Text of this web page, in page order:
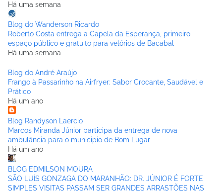
Há uma semana
Blog do Wanderson Ricardo
Roberto Costa entrega a Capela da Esperança, primeiro
espaço público e gratuito para velórios de Bacabal
Há uma semana
Blog do André Araújo
Frango à Passarinho na Airfryer: Sabor Crocante, Saudável e
Prático
Há um ano
Blog Randyson Laercio
Marcos Miranda Júnior participa da entrega de nova
ambulância para o municipio de Bom Lugar
Há um ano
BLOG EDMILSON MOURA
SÃO LUÍS GONZAGA DO MARANHÃO: DR. JÚNIOR É FORTE
SIMPLES VISITAS PASSAM SER GRANDES ARRASTÕES NAS